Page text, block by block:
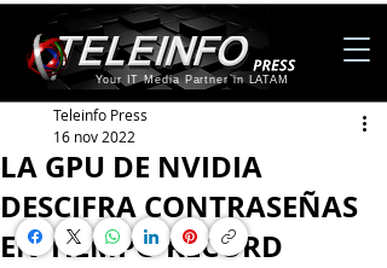
Your IT Media Partner in LATAM
LA GPU DE NVIDIA
DESCIFRA CONTRASEÑAS
EN TIEMPO RÉCORD
Teleinfo Press
16 nov 2022